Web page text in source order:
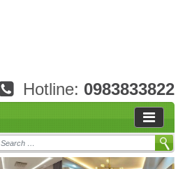
Hotline: 0983833822
Search